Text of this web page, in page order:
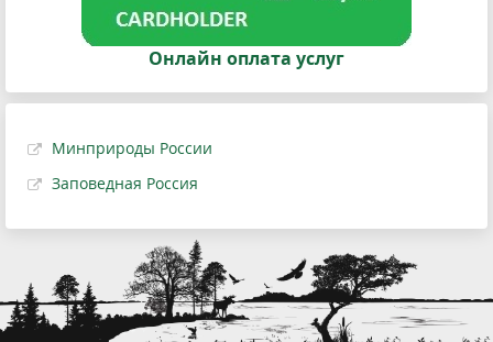
Онлайн оплата услуг
Минприроды России
Заповедная Россия